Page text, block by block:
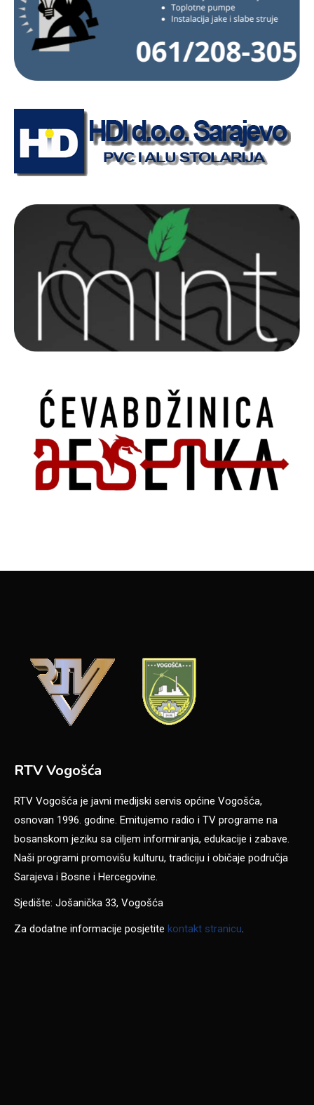
RTV Vogošća
RTV Vogošća je javni medijski servis općine Vogošća,
osnovan 1996. godine. Emitujemo radio i TV programe na
bosanskom jeziku sa ciljem informiranja, edukacije i zabave.
Naši programi promovišu kulturu, tradiciju i običaje područja
Sarajeva i Bosne i Hercegovine.
Sjedište: Jošanička 33, Vogošća
Za dodatne informacije posjetite kontakt stranicu